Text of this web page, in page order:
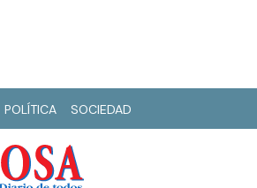
POLÍTICA SOCIEDAD